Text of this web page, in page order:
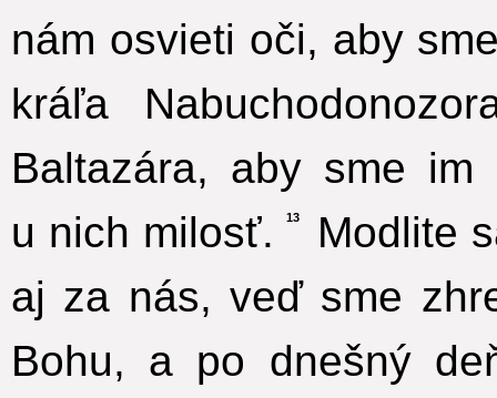
nám osvieti oči, aby
kráľa
Baltazára, aby sme
u nich milosť.
13
Modlite
aj za nás, veď sme
Bohu, a po dnešný